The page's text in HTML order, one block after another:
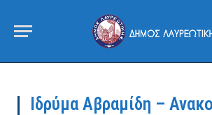
Ιδρύμα Αβραμίδη –